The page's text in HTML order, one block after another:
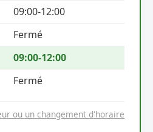
09:00-12:00
Fermé
09:00-12:00
Fermé
ou un changement d'horaire